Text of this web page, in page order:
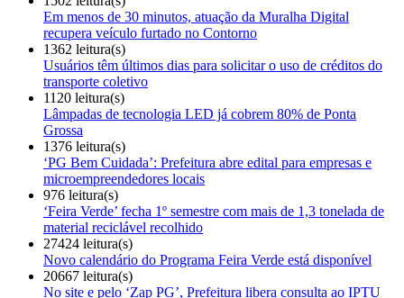
Em menos de 30 minutos, atuação da Muralha Digital
recupera veículo furtado no Contorno
1362 leitura(s)
Usuários têm últimos dias para solicitar o uso de créditos do
transporte coletivo
1120 leitura(s)
Lâmpadas de tecnologia LED já cobrem 80% de Ponta
Grossa
1376 leitura(s)
‘PG Bem Cuidada’: Prefeitura abre edital para empresas e
microempreendedores locais
976 leitura(s)
‘Feira Verde’ fecha 1º semestre com mais de 1,3 tonelada de
material reciclável recolhido
27424 leitura(s)
Novo calendário do Programa Feira Verde está disponível
20667 leitura(s)
No site e pelo ‘Zap PG’, Prefeitura libera consulta ao IPTU